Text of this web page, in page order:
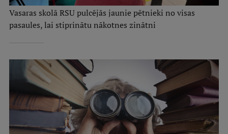
Vasaras skolā RSU pulcējās jaunie pētnieki no visas
pasaules, lai stiprinātu nākotnes zinātni